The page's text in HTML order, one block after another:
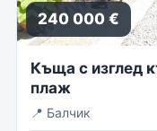
240 000 €
Къща с изглед
плаж
📍 Балчик